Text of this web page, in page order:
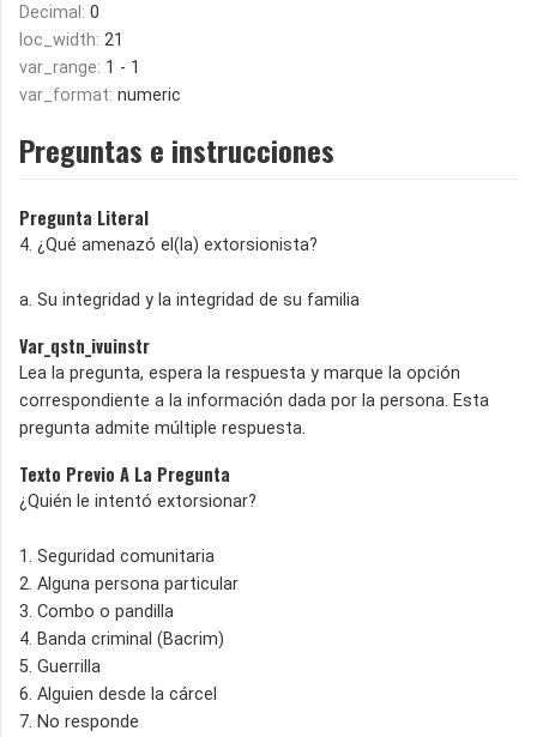
Decimal: 0
loc_width: 21
var_range: 1 - 1
var_format: numeric
Preguntas e instrucciones
Pregunta Literal
4. ¿Qué amenazó el(la) extorsionista?
a. Su integridad y la integridad de su familia
Var_qstn_ivuinstr
Lea la pregunta, espera la respuesta y marque la opción
correspondiente a la información dada por la persona. Esta
pregunta admite múltiple respuesta.
Texto Previo A La Pregunta
¿Quién le intentó extorsionar?
1. Seguridad comunitaria
2. Alguna persona particular
3. Combo o pandilla
4. Banda criminal (Bacrim)
5. Guerrilla
6. Alguien desde la cárcel
7. No responde